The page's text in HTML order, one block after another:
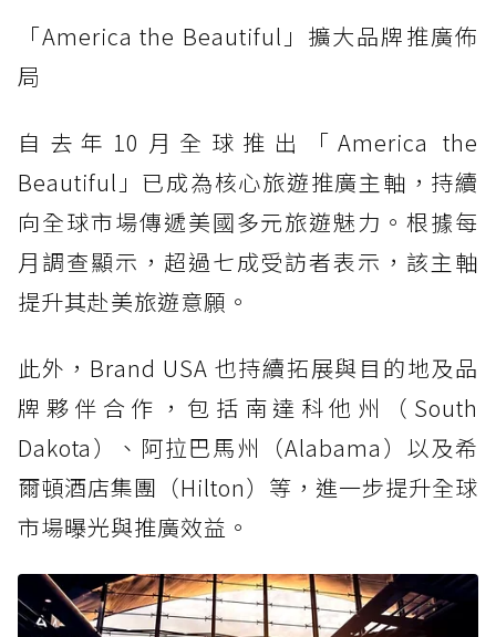
「America the Beautiful」擴大品牌推廣佈
局
自去年10月全球推出「America the
Beautiful」已成為核心旅遊推廣主軸，持續
向全球市場傳遞美國多元旅遊魅力。根據每
月調查顯示，超過七成受訪者表示，該主軸
提升其赴美旅遊意願。
此外，Brand USA 也持續拓展與目的地及品
牌夥伴合作，包括南達科他州（South
Dakota）、阿拉巴馬州（Alabama）以及希
爾頓酒店集團（Hilton）等，進一步提升全球
市場曝光與推廣效益。